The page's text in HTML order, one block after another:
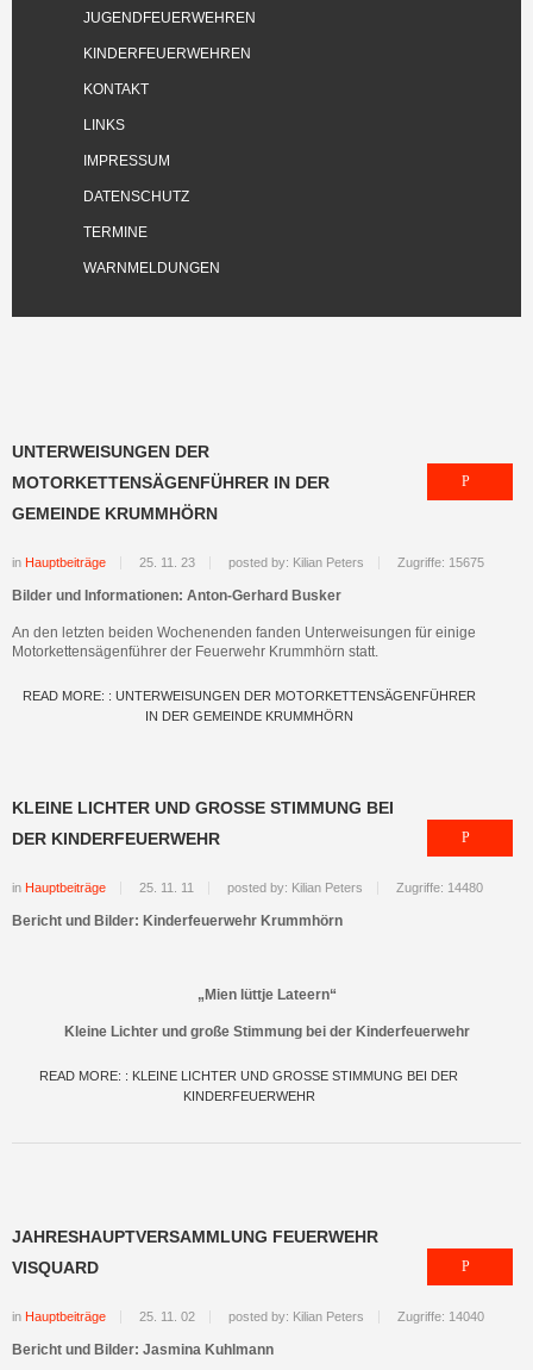
JUGENDFEUERWEHREN
KINDERFEUERWEHREN
KONTAKT
LINKS
IMPRESSUM
DATENSCHUTZ
TERMINE
WARNMELDUNGEN
UNTERWEISUNGEN DER
MOTORKETTENSÄGENFÜHRER IN DER
GEMEINDE KRUMMHÖRN
in Hauptbeiträge 25. 11. 23 posted by: Kilian Peters Zugriffe: 15675
Bilder und Informationen: Anton-Gerhard Busker
An den letzten beiden Wochenenden fanden Unterweisungen für einige
Motorkettensägenführer der Feuerwehr Krummhörn statt.
READ MORE: : UNTERWEISUNGEN DER MOTORKETTENSÄGENFÜHRER
IN DER GEMEINDE KRUMMHÖRN
KLEINE LICHTER UND GROSSE STIMMUNG BEI D
ER KINDERFEUERWEHR
in Hauptbeiträge 25. 11. 11 posted by: Kilian Peters Zugriffe: 14480
Bericht und Bilder: Kinderfeuerwehr Krummhörn
„Mien lüttje Lateern“
Kleine Lichter und große Stimmung bei der Kinderfeuerwehr
READ MORE: : KLEINE LICHTER UND GROSSE STIMMUNG BEI DER K
INDERFEUERWEHR
JAHRESHAUPTVERSAMMLUNG FEUERWEHR
VISQUARD
in Hauptbeiträge 25. 11. 02 posted by: Kilian Peters Zugriffe: 14040
Bericht und Bilder: Jasmina Kuhlmann